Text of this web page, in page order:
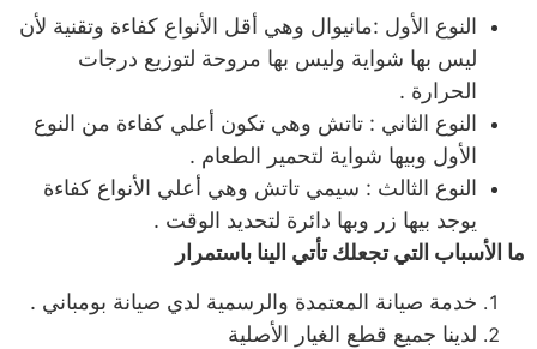
النوع الأول :مانيوال وهي أقل الأنواع كفاءة وتقنية لأن
ليس بها شواية وليس بها مروحة لتوزيع درجات
الحرارة .
النوع الثاني : تاتش وهي تكون أعلي كفاءة من النوع
الأول وبيها شواية لتحمير الطعام .
النوع الثالث : سيمي تاتش وهي أعلي الأنواع كفاءة
يوجد بيها زر وبها دائرة لتحديد الوقت .
ما الأسباب التي تجعلك تأتي الينا باستمرار
خدمة صيانة المعتمدة والرسمية لدي صيانة بومباني .
لدينا جميع قطع الغيار الأصلية